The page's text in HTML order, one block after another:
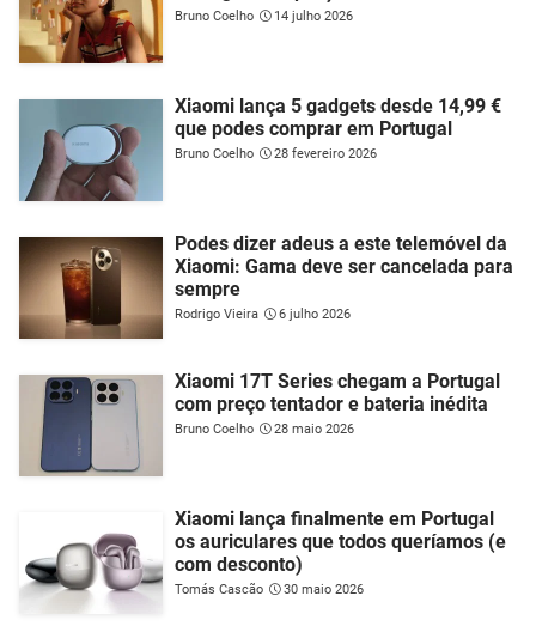
Bruno Coelho 14 julho 2026
Xiaomi lança 5 gadgets desde 14,99 €
que podes comprar em Portugal
Bruno Coelho 28 fevereiro 2026
Podes dizer adeus a este telemóvel da
Xiaomi: Gama deve ser cancelada para
sempre
Rodrigo Vieira 6 julho 2026
Xiaomi 17T Series chegam a Portugal
com preço tentador e bateria inédita
Bruno Coelho 28 maio 2026
Xiaomi lança finalmente em Portugal
os auriculares que todos queríamos (e
com desconto)
Tomás Cascão 30 maio 2026